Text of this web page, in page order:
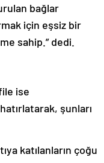
bağlar
için eşsiz bir
sahip.” dedi.
ise
şunları
katılanların çoğu